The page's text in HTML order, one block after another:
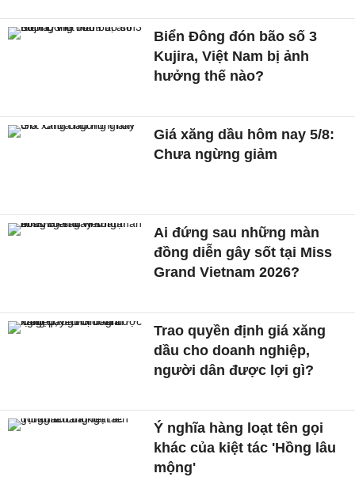
Biển Đông đón bão số 3
Kujira, Việt Nam bị ảnh
hưởng thế nào?
Giá xăng dầu hôm nay 5/8:
Chưa ngừng giảm
Ai đứng sau những màn
đồng diễn gây sốt tại Miss
Grand Vietnam 2026?
Trao quyền định giá xăng
dầu cho doanh nghiệp,
người dân được lợi gì?
Ý nghĩa hàng loạt tên gọi
khác của kiệt tác 'Hồng lâu
mộng'